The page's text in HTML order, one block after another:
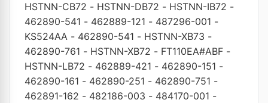
HSTNN-CB72 - HSTNN-DB72 - HSTNN-IB72 -
462890-541 - 462889-121 - 487296-001 -
KS524AA - 462890-541 - HSTNN-XB73 -
462890-761 - HSTNN-XB72 - FT110EA#ABF -
HSTNN-LB72 - 462889-421 - 462890-151 -
462890-161 - 462890-251 - 462890-751 -
462891-162 - 482186-003 - 484170-001 -